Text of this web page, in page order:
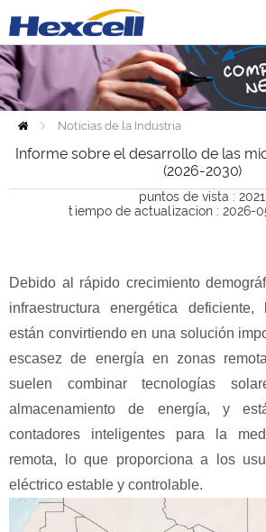
Inicio
Noticias de la Industria
Informe sobre el desarrollo de las
(2026-2030)
puntos de vista : 2021
tiempo de actualizacion : 2026-
Debido al rápido crecimiento
infraestructura energética
están convirtiendo en una solución
escasez de energía en zonas
suelen combinar tecnologías
almacenamiento de energía, y
contadores inteligentes para la
remota, lo que proporciona a los
eléctrico estable y controlable.